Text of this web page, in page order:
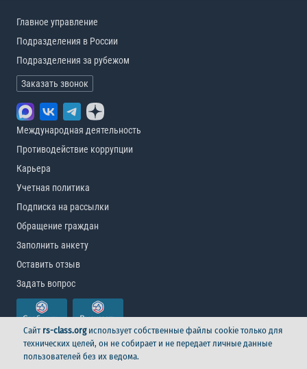
Главное управление
Подразделения в России
Подразделения за рубежом
Заказать звонок
Международная деятельность
Противодействие коррупции
Карьера
Учетная политика
Подписка на рассылки
Обращение граждан
Заполнить анкету
Оставить отзыв
Задать вопрос
Сайт rs-class.orgиспользует собственные файлы cookie только для
технических целей, он не собирает и не передает личные данные
пользователей без их ведома.